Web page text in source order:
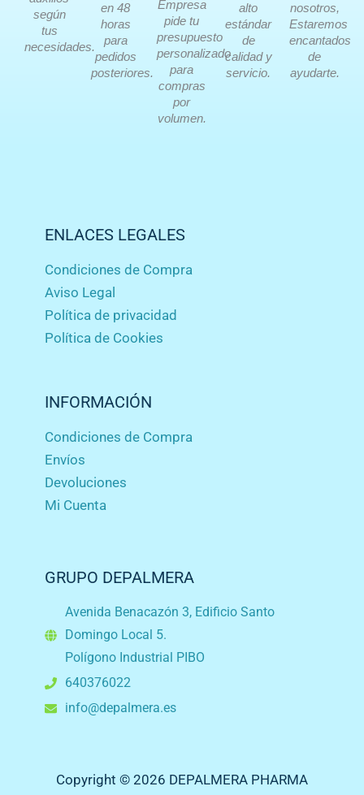
según
tus
necesidades.
en 48
horas
para
pedidos
posteriores.
Empresa
pide tu
presupuesto
personalizado
para
compras
por
volumen.
alto
estándar
de
calidad y
servicio.
nosotros,
Estaremos
encantados
de
ayudarte.
ENLACES LEGALES
Condiciones de Compra
Aviso Legal
Política de privacidad
Política de Cookies
INFORMACIÓN
Condiciones de Compra
Envíos
Devoluciones
Mi Cuenta
GRUPO DEPALMERA
Avenida Benacazón 3, Edificio Santo
Domingo Local 5.
Polígono Industrial PIBO
640376022
info@depalmera.es
Copyright © 2026 DEPALMERA PHARMA